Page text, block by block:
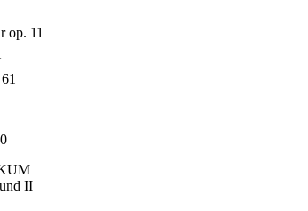
op. 11
II